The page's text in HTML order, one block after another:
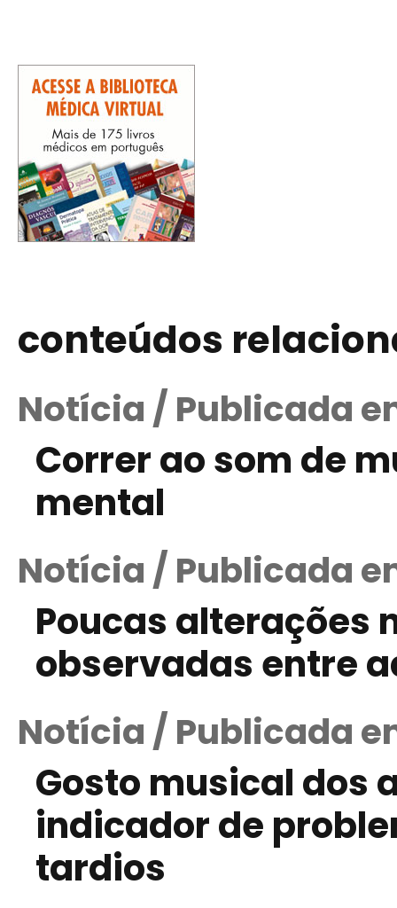
conteúdos
Notícia / Publicada
Correr ao som de
mental
Notícia / Publicada
Poucas alterações
observadas entre
Notícia / Publicada
Gosto musical dos
indicador de
tardios